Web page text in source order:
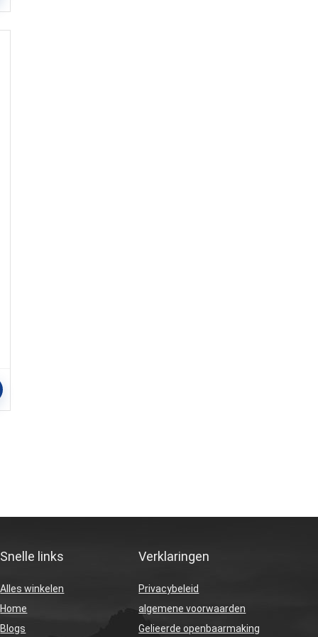
Snelle links
Alles winkelen
Home
Blogs
Verklaringen
Privacybeleid
algemene voorwaarden
Gelieerde openbaarmaking